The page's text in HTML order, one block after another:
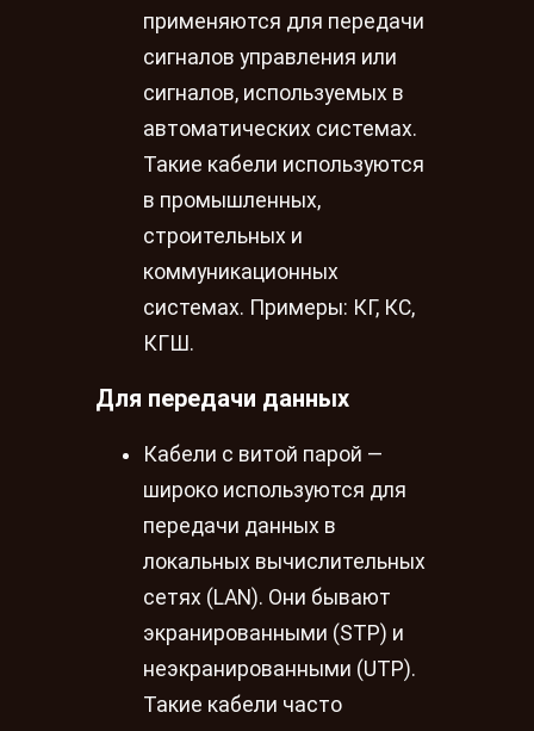
применяются для передачи
сигналов управления или
сигналов, используемых в
автоматических системах.
Такие кабели используются
в промышленных,
строительных и
коммуникационных
системах. Примеры: КГ, КС,
КГШ.
Для передачи данных
Кабели с витой парой —
широко используются для
передачи данных в
локальных вычислительных
сетях (LAN). Они бывают
экранированными (STP) и
неэкранированными (UTP).
Такие кабели часто